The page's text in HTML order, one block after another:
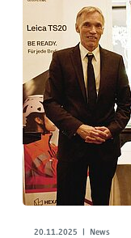
20.11.2025 | News